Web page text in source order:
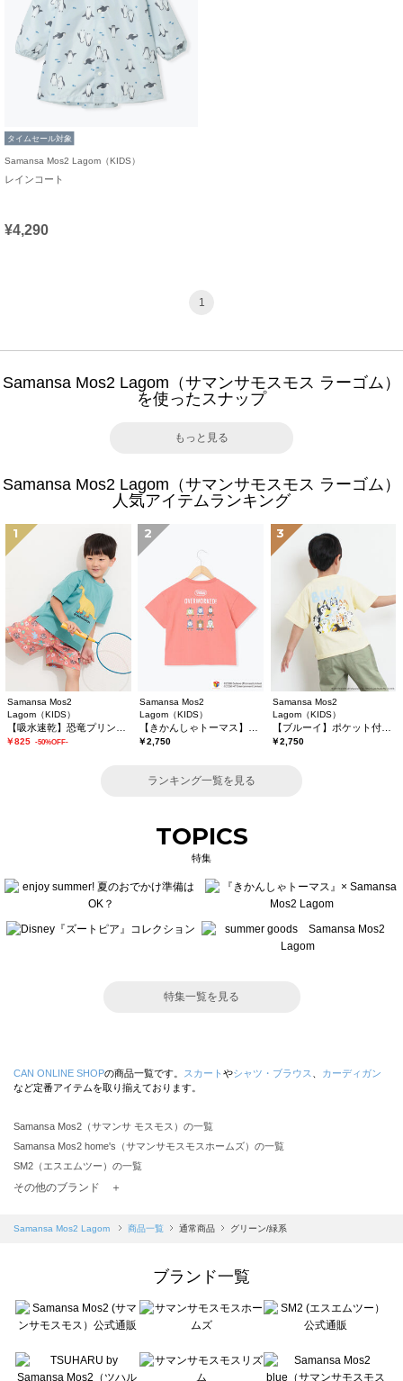
タイムセール対象
Samansa Mos2 Lagom（KIDS）
レインコート
¥4,290
1
Samansa Mos2 Lagom（サマンサモスモス ラーゴム）
を使ったスナップ
もっと見る
Samansa Mos2 Lagom（サマンサモスモス ラーゴム）
人気アイテムランキング
1
Samansa Mos2
Lagom（KIDS）
￥825 -50%OFF-
2
Samansa Mos2
Lagom（KIDS）
￥2,750
3
Samansa Mos2
Lagom（KIDS）
【ブルーイ】ポケット付きプリントTシャツ
￥2,750
ランキング一覧を見る
TOPICS
特集
特集一覧を見る
CAN ONLINE SHOPの商品一覧です。 スカート やシャツ・ブラウス
カーディガン
など定番アイテムを取り揃えております。
Samansa Mos2（サマンサ モスモス）の一覧
Samansa Mos2 home's（サマンサモスモスホームズ）の一覧
SM2（エスエムツー）の一覧
TSUHARU by Samansa Mos2（ツハルバイサマンサモスモス）の一覧
Samansa Mos2 blue（サマンサモスモス ブルー）の一覧
Te chichi（テチチ）の一覧
Te chichi CLASSIC（テチチ クラシック）の一覧
Lugnoncure（ルノンキュール）の一覧
その他のブランド ＋
Samansa Mos2 Lagom 商品一覧 通常商品 グリーン/緑系
ブランド一覧